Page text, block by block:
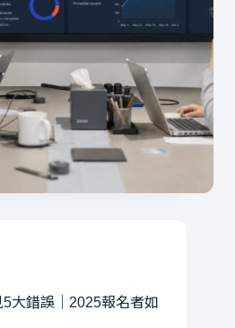
大錯誤｜2025報名者如